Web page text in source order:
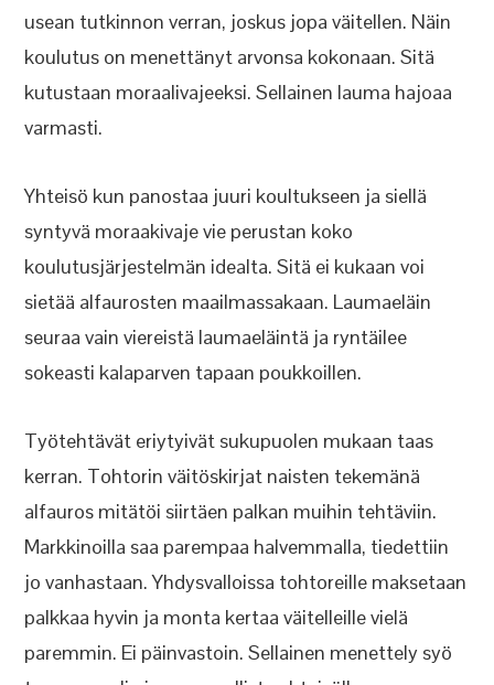
usean tutkinnon verran, joskus jopa väitellen. Näin
koulutus on menettänyt arvonsa kokonaan. Sitä
kutustaan moraalivajeeksi. Sellainen lauma hajoaa
varmasti.
Yhteisö kun panostaa juuri koultukseen ja siellä
syntyvä moraakivaje vie perustan koko
koulutusjärjestelmän idealta. Sitä ei kukaan voi
sietää alfaurosten maailmassakaan. Laumaeläin
seuraa vain viereistä laumaeläintä ja ryntäilee
sokeasti kalaparven tapaan poukkoillen.
Työtehtävät eriytyivät sukupuolen mukaan taas
kerran. Tohtorin väitöskirjat naisten tekemänä
alfauros mitätöi siirtäen palkan muihin tehtäviin.
Markkinoilla saa parempaa halvemmalla, tiedettiin
jo vanhastaan. Yhdysvalloissa tohtoreille maksetaan
palkkaa hyvin ja monta kertaa väitelleille vielä
paremmin. Ei päinvastoin. Sellainen menettely syö